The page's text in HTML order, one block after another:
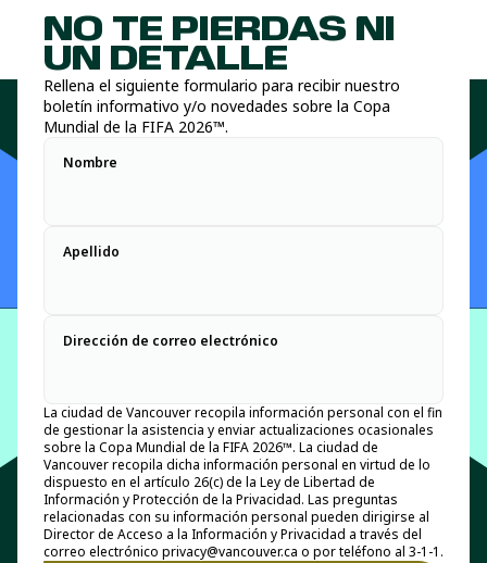
NO TE PIERDAS NI
UN DETALLE
Rellena el siguiente formulario para recibir nuestro
boletín informativo y/o novedades sobre la Copa
Mundial de la FIFA 2026™.
Nombre
Apellido
Dirección de correo electrónico
La ciudad de Vancouver recopila información personal con el fin
de gestionar la asistencia y enviar actualizaciones ocasionales
sobre la Copa Mundial de la FIFA 2026™. La ciudad de
Vancouver recopila dicha información personal en virtud de lo
dispuesto en el artículo 26(c) de la Ley de Libertad de
Información y Protección de la Privacidad. Las preguntas
relacionadas con su información personal pueden dirigirse al
Director de Acceso a la Información y Privacidad a través del
correo electrónico privacy@vancouver.ca o por teléfono al 3-1-1.